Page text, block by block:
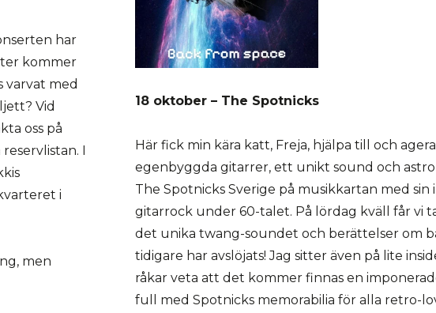
har
kommer
varvat med
Vid
oss på
I
i
men
18 oktober – The Spotnicks
Här fick min kära katt, Freja, hjälpa till och
egenbyggda gitarrer, ett unikt sound och
The Spotnicks Sverige på musikkartan med
gitarrock under 60-talet. På lördag kväll får vi
det unika twang-soundet och berättelser om
tidigare har avslöjats! Jag sitter även på lite
råkar veta att det kommer finnas en
full med Spotnicks memorabilia för alla retro-